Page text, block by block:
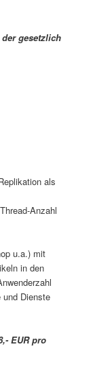
gesetzlich
als
Anzahl
u.a.) mit
in den
und Dienste
EUR pro